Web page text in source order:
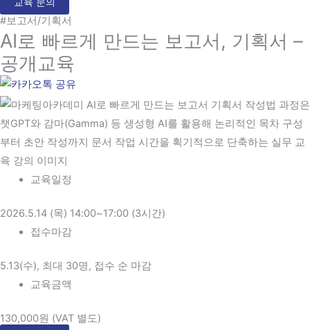
#보고서/기획서
AI로 빠르게 만드는 보고서, 기획서 –
공개교육
교육일정
2026.5.14 (목) 14:00~17:00 (3시간)
접수마감
5.13(수), 최대 30명, 접수 순 마감
교육금액
130,000원 (VAT 별도)